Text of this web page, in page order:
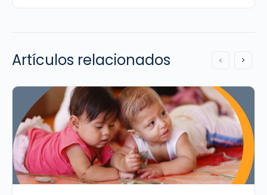
Artículos relacionados